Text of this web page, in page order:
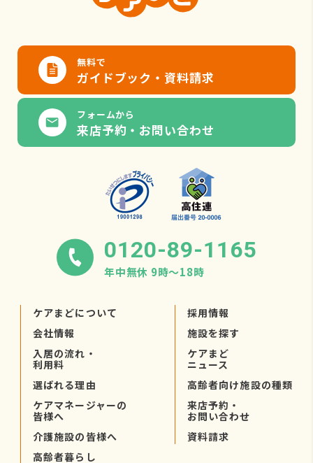
無料で
ガイドブック・資料請求
フォームから
来店予約・お問い合わせ
0120-89-1165
年中無休 9時〜18時
ケアまどについて
会社情報
入居の流れ・
利用料
選ばれる理由
ケアマネージャーの
皆様へ
介護施設の皆様へ
高齢者暮らし
採用情報
施設を探す
ケアまど
ニュース
高齢者向け施設の種類
来店予約・
お問い合わせ
資料請求